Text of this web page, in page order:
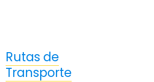
Rutas de
Transporte